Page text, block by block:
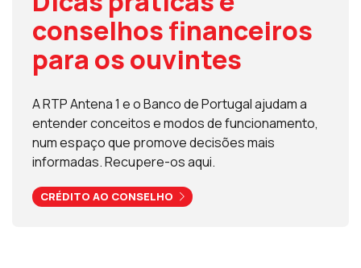
conselhos financeiros
para os ouvintes
A RTP Antena 1 e o Banco de Portugal ajudam a
entender conceitos e modos de funcionamento,
num espaço que promove decisões mais
informadas. Recupere-os aqui.
CRÉDITO AO CONSELHO